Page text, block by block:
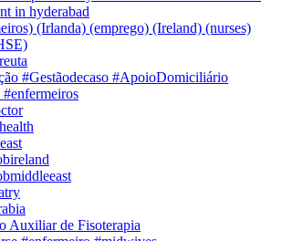
in hyderabad
(Irlanda) (emprego) (Ireland) (nurses)
#Gestãodecaso #ApoioDomiciliário
#enfermeiros
Auxiliar de Fisoterapia